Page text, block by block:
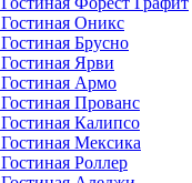
Гостиная Оникс
Гостиная Брусно
Гостиная Ярви
Гостиная Армо
Гостиная Прованс
Гостиная Калипсо
Гостиная Мексика
Гостиная Роллер